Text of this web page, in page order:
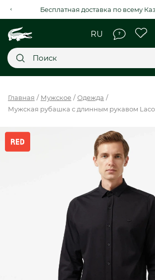
Рассрочка на 4 месяца через
НОВИНКИ
SALE
МЫ LACOSTE
Главная Мужское
Одежда
Мужская рубашка с длинным рукавом